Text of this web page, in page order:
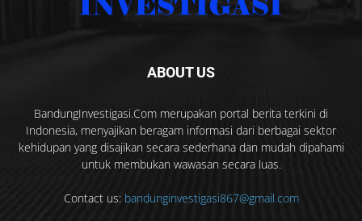
ABOUT US
BandungInvestigasi.Com merupakan portal berita terkini di
Indonesia, menyajikan beragam informasi dari berbagai sektor
kehidupan yang disajikan secara sederhana dan mudah dipahami
untuk membukan wawasan secara luas.
Contact us: bandunginvestigasi867@gmail.com